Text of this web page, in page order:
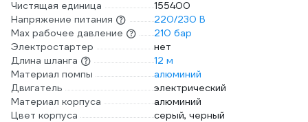
Чистящая единица
155400
Напряжение питания
220/230 В
Мах рабочее давление
210 бар
Электростартер
нет
Длина шланга
12 м
Материал помпы
алюминий
Двигатель
электрический
Материал корпуса
алюминий
Цвет корпуса
серый, черный